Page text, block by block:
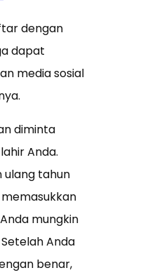
dengan
dapat
media sosial
diminta
Anda.
ulang tahun
mungkin
Anda
benar,